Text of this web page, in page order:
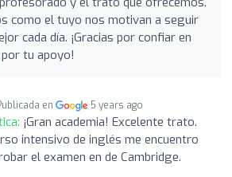
como el tuyo nos motivan a seguir
cada día. ¡Gracias por confiar en
tu apoyo!
en 5 years ago
¡Gran academia! Excelente trato.
intensivo de inglés me encuentro
el examen en de Cambridge.